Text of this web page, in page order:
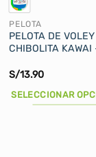
PELOTA
PELOTA DE VOLEY
CHIBOLITA KAWAI
S/13.90
SELECCIONAR